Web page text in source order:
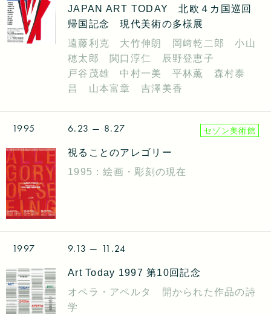
JAPAN ART TODAY 北欧４カ国巡回
帰国記念 現代美術の多様展
遠藤利克 大竹伸朗 岡﨑乾二郎 小山
穂太郎 関口淳仁 辰野登恵子
戸谷茂雄 中村一美 平林薫 森村泰
昌 山本富章 吉澤美香
1995 6.23 — 8.27 セゾン美術館
視ることのアレゴリー
1995：絵画・彫刻の現在
1997 9.13 — 11.24
Art Today 1997 第10回記念
オペラ・アペルタ 開かられた作品の詩
学